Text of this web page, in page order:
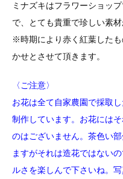
ミナズキはフラワーショッ
で、とても貴重で珍しい素材
※時期により赤く紅葉した
かせとさせて頂きます。
〈ご注意〉
お花は全て自家農園で採取
制作しています。 お花には
のはございません。茶色い
ますがそれは造花ではない
ルさを楽しんで下さいね。